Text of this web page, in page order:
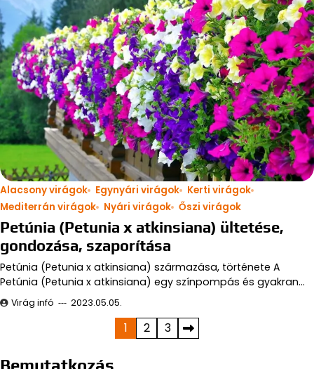
Alacsony virágok Egynyári virágok
Kerti virágok
Mediterrán virágok
Nyári virágok Őszi virágok
Petúnia (Petunia x atkinsiana) ültetése,
gondozása, szaporítása
Petúnia (Petunia x atkinsiana) származása, története A
Petúnia (Petunia x atkinsiana) egy színpompás és gyakran…
Virág infó 2023.05.05.
lapozása
1 2 3
Bemutatkozás